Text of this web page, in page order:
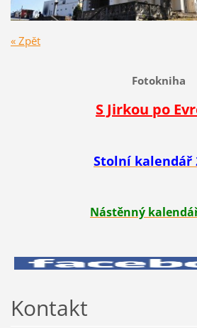
« Zpět
Fotokniha
S Jirkou po
Stolní kalendář
Nástěnný
Kontakt